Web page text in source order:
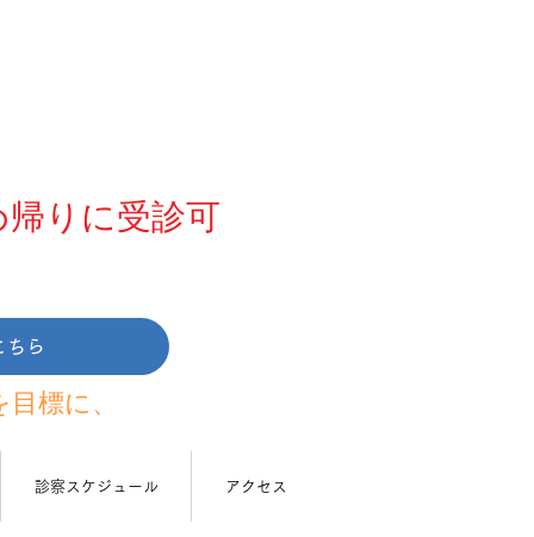
りに受診可
ちら
目標に、
診察スケジュール アクセス